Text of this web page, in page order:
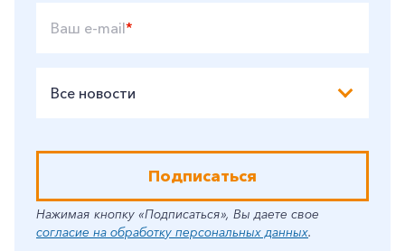
Ваш e-mail*
Все новости
Подписаться
Нажимая кнопку «Подписаться», Вы даете свое
согласие на обработку персональных данных.